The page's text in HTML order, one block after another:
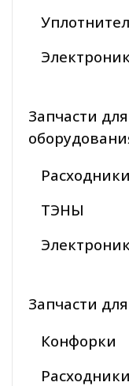
Запчасти
ТЭНЫ
Запчасти
Конфорки